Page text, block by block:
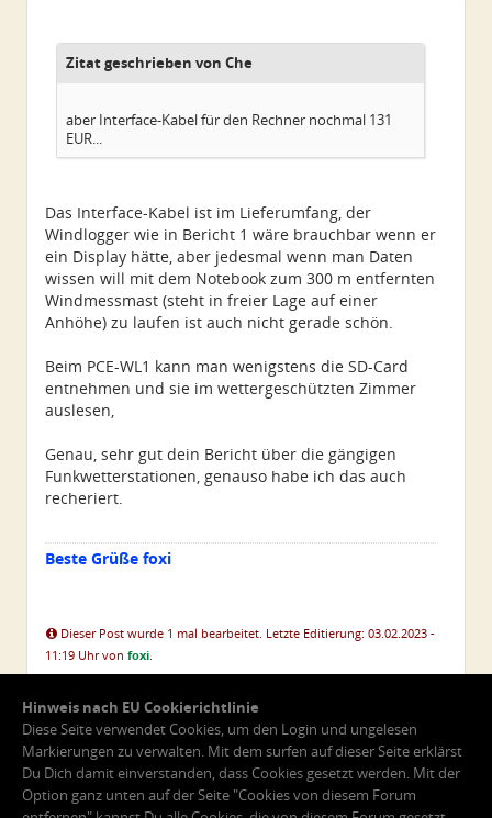
Beiträge:
23
Zitat geschrieben von Che
aber Interface-Kabel für den Rechner nochmal 131
EUR...
Das Interface-Kabel ist im Lieferumfang, der
Windlogger wie in Bericht 1 wäre brauchbar wenn er
ein Display hätte, aber jedesmal wenn man Daten
wissen will mit dem Notebook zum 300 m entfernten
Windmessmast (steht in freier Lage auf einer
Anhöhe) zu laufen ist auch nicht gerade schön.
Beim PCE-WL1 kann man wenigstens die SD-Card
entnehmen und sie im wettergeschützten Zimmer
auslesen,
Genau, sehr gut dein Bericht über die gängigen
Funkwetterstationen, genauso habe ich das auch
recheriert.
Beste Grüße foxi
Dieser Post wurde 1 mal bearbeitet. Letzte Editierung: 03.02.2023 -
11:19 Uhr von foxi.
Hinweis nach EU Cookierichtlinie
Diese Seite verwendet Cookies, um den Login und ungelesen
Markierungen zu verwalten. Mit dem surfen auf dieser Seite erklärst
Du Dich damit einverstanden, dass Cookies gesetzt werden. Mit der
Option ganz unten auf der Seite "Cookies von diesem Forum